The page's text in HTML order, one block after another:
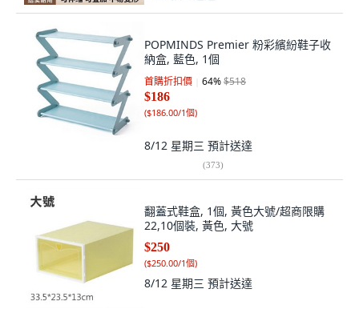
POPMINDS Premier 粉彩繽紛鞋子收
納盒, 藍色, 1個
首購折扣價 64%$518
$186
($186.00/1個)
8/12 星期三 預計送達
(373)
翻蓋式鞋盒, 1個, 黃色大號/超商限購
22,10個裝, 黃色, 大號
$250
($250.00/1個)
8/12 星期三 預計送達